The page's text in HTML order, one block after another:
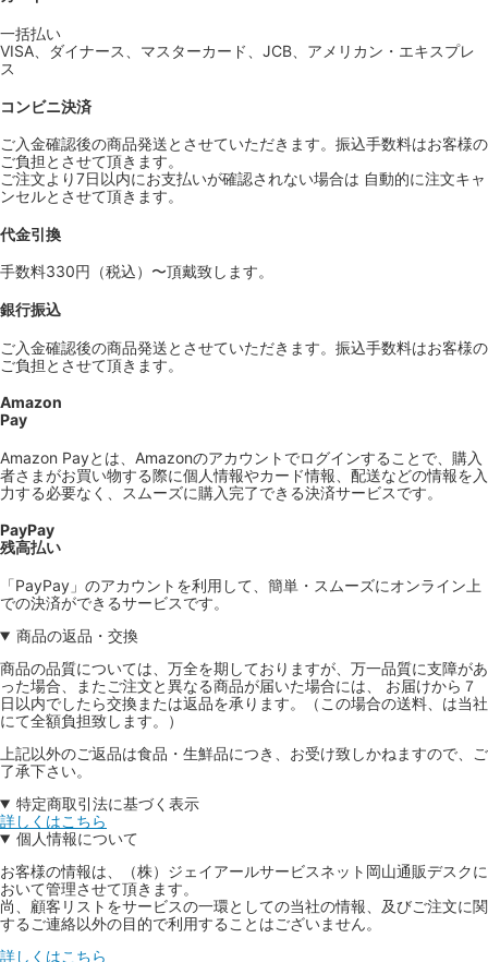
一括払い
VISA、ダイナース、マスターカード、JCB、アメリカン・エキスプレ
ス
コンビニ決済
ご入金確認後の商品発送とさせていただきます。振込手数料はお客様の
ご負担とさせて頂きます。
ご注文より7日以内にお支払いが確認されない場合は 自動的に注文キャ
ンセルとさせて頂きます。
代金引換
手数料330円（税込）〜頂戴致します。
銀行振込
ご入金確認後の商品発送とさせていただきます。振込手数料はお客様の
ご負担とさせて頂きます。
Amazon
Pay
Amazon Payとは、Amazonのアカウントでログインすることで、購入
者さまがお買い物する際に個人情報やカード情報、配送などの情報を入
力する必要なく、スムーズに購入完了できる決済サービスです。
PayPay
残高払い
「PayPay」のアカウントを利用して、簡単・スムーズにオンライン上
での決済ができるサービスです。
商品の返品・交換
商品の品質については、万全を期しておりますが、万一品質に支障があ
った場合、またご注文と異なる商品が届いた場合には、 お届けから７
日以内でしたら交換または返品を承ります。（この場合の送料、は当社
にて全額負担致します。）
上記以外のご返品は食品・生鮮品につき、お受け致しかねますので、ご
了承下さい。
特定商取引法に基づく表示
詳しくはこちら
個人情報について
お客様の情報は、（株）ジェイアールサービスネット岡山通販デスクに
おいて管理させて頂きます。
尚、顧客リストをサービスの一環としての当社の情報、及びご注文に関
するご連絡以外の目的で利用することはございません。
詳しくはこちら